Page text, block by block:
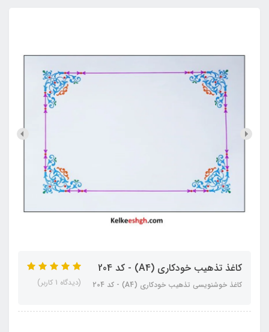
کاغذ تذهیب خودکاری (A4) - کد 204
کاغذ خوشنویسی تذهیب خودکاری (A4) - کد 204 (دیدگاه 1 کاربر)